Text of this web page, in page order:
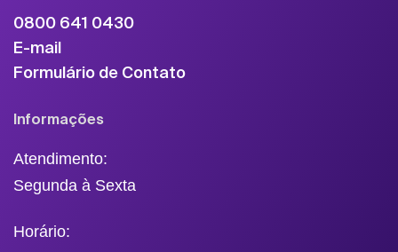
0800 641 0430
E-mail
Formulário de Contato
Informações
Atendimento:
Segunda à Sexta
Horário: